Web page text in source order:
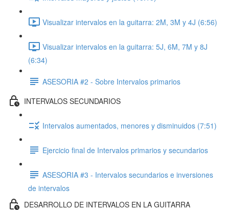
Visualizar intervalos en la guitarra: 2M, 3M y 4J (6:56)
Visualizar intervalos en la guitarra: 5J, 6M, 7M y 8J
(6:34)
ASESORIA #2 - Sobre Intervalos primarios
INTERVALOS SECUNDARIOS
Intervalos aumentados, menores y disminuidos (7:51)
Ejercicio final de Intervalos primarios y secundarios
ASESORIA #3 - Intervalos secundarios e inversiones
de intervalos
DESARROLLO DE INTERVALOS EN LA GUITARRA